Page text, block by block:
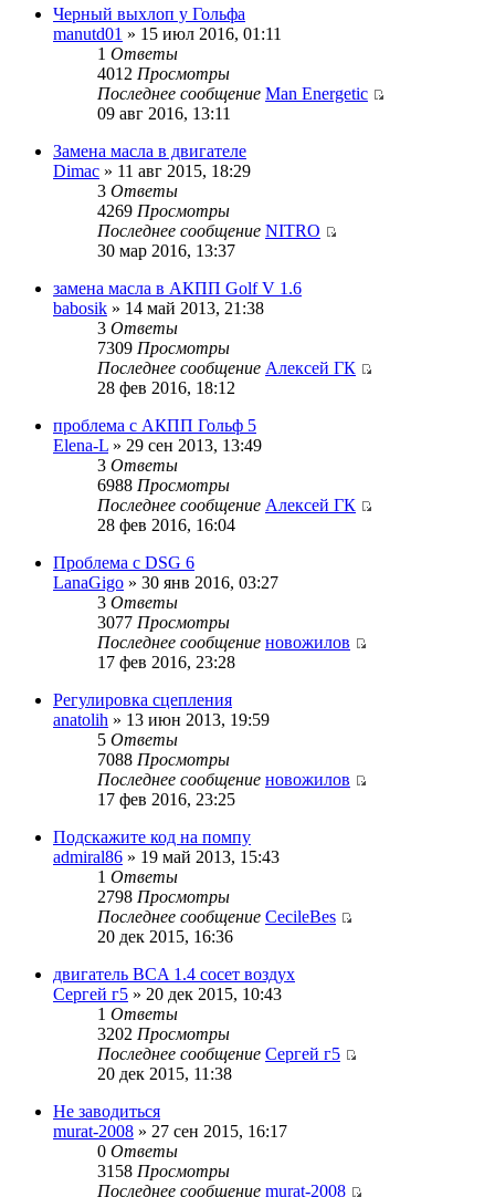
Черный выхлоп у Гольфа
manutd01 » 15 июл 2016, 01:11
1 Ответы
4012 Просмотры
Последнее сообщение Man Energetic
09 авг 2016, 13:11
Замена масла в двигателе
Dimac » 11 авг 2015, 18:29
3 Ответы
4269 Просмотры
Последнее сообщение NITRO
30 мар 2016, 13:37
замена масла в АКПП Golf V 1.6
babosik » 14 май 2013, 21:38
3 Ответы
7309 Просмотры
Последнее сообщение Алексей ГК
28 фев 2016, 18:12
проблема с АКПП Гольф 5
Elena-L » 29 сен 2013, 13:49
3 Ответы
6988 Просмотры
Последнее сообщение Алексей ГК
28 фев 2016, 16:04
Проблема с DSG 6
LanaGigo » 30 янв 2016, 03:27
3 Ответы
3077 Просмотры
Последнее сообщение новожилов
17 фев 2016, 23:28
Регулировка сцепления
anatolih » 13 июн 2013, 19:59
5 Ответы
7088 Просмотры
Последнее сообщение новожилов
17 фев 2016, 23:25
Подскажите код на помпу
admiral86 » 19 май 2013, 15:43
1 Ответы
2798 Просмотры
Последнее сообщение CecileBes
20 дек 2015, 16:36
двигатель BCA 1.4 сосет воздух
Сергей г5 » 20 дек 2015, 10:43
1 Ответы
3202 Просмотры
Последнее сообщение Сергей г5
20 дек 2015, 11:38
Не заводиться
murat-2008 » 27 сен 2015, 16:17
0 Ответы
3158 Просмотры
Последнее сообщение murat-2008